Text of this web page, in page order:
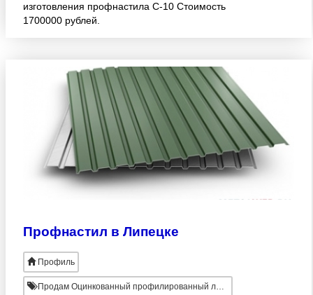
изготовления профнастила С-10 Стоимость
1700000 рублей.
Профнастил в Липецке
Профиль
Продам Оцинкованный профилированный лист